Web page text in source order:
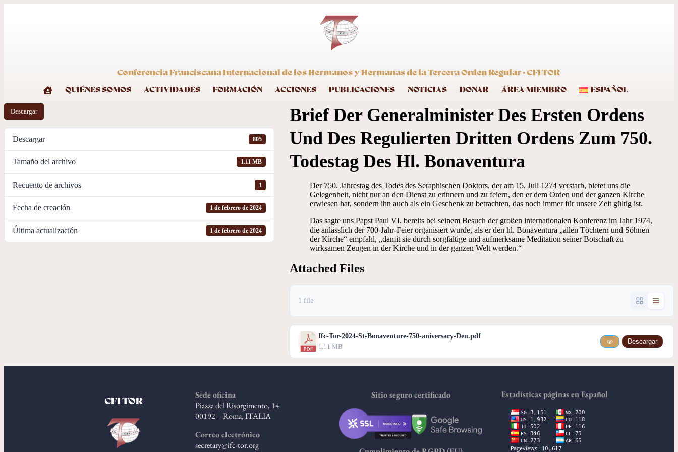
Conferencia Franciscana Internacional de los Hermanos y Hermanas de la Tercera Orden Regular · CFI-TOR
QUIÉNES SOMOS ACTIVIDADES FORMACIÓN ACCIONES PUBLICACIONES NOTICIAS DONAR ÁREA MIEMBRO ESPAÑOL
Descargar
Descargar 805
Tamaño del archivo 1.11 MB
Recuento de archivos 1
Fecha de creación 1 de febrero de 2024
Última actualización 1 de febrero de 2024
Brief Der Generalminister Des Ersten Ordens
Und Des Regulierten Dritten Ordens Zum 750.
Todestag Des Hl. Bonaventura
Der 750. Jahrestag des Todes des Seraphischen Doktors, der am 15. Juli 1274 verstarb, bietet uns die
Gelegenheit, nicht nur an den Dienst zu erinnern und zu feiern, den er dem Orden und der ganzen Kirche
erwiesen hat, sondern ihn auch als ein Geschenk zu betrachten, das noch immer für unsere Zeit gültig ist.
Das sagte uns Papst Paul VI. bereits bei seinem Besuch der großen internationalen Konferenz im Jahr 1974,
die anlässlich der 700-Jahr-Feier organisiert wurde, als er den hl. Bonaventura „allen Töchtern und Söhnen
der Kirche“ empfahl, „damit sie durch sorgfältige und aufmerksame Meditation seiner Botschaft zu
wirksamen Zeugen in der Kirche und in der ganzen Welt werden.“
Attached Files
1 file
Ifc-Tor-2024-St-Bonaventure-750-aniversary-Deu.pdf
1.11 MB
Descargar
CFI-TOR
Sede oficina
Piazza del Risorgimento, 14
00192 – Roma, ITALIA
Correo electrónico
secretary@ifc-tor.org
Sitio seguro certificado Estadísticas páginas en Español